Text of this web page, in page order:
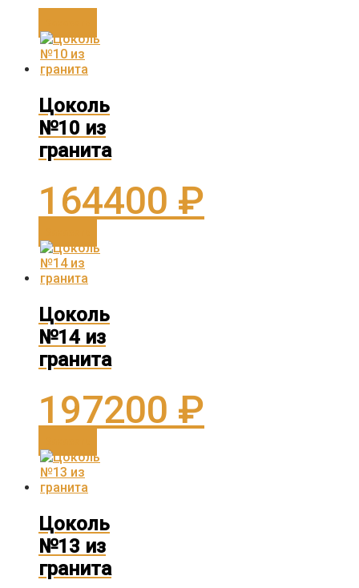
Цоколь
№10 из
гранита
164400 ₽
Цоколь
№14 из
гранита
197200 ₽
Цоколь
№13 из
гранита